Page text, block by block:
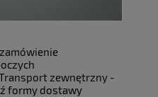
zewnętrzny -
formy dostawy